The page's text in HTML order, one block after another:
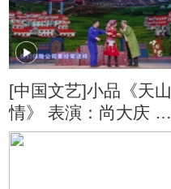
[中国文艺]小品《天山
情》 表演：尚大庆 阿
布都沙拉木·阿布都热